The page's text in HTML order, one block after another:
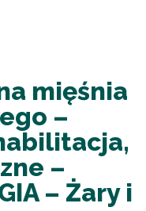
mięśnia
–
–
– Żary i